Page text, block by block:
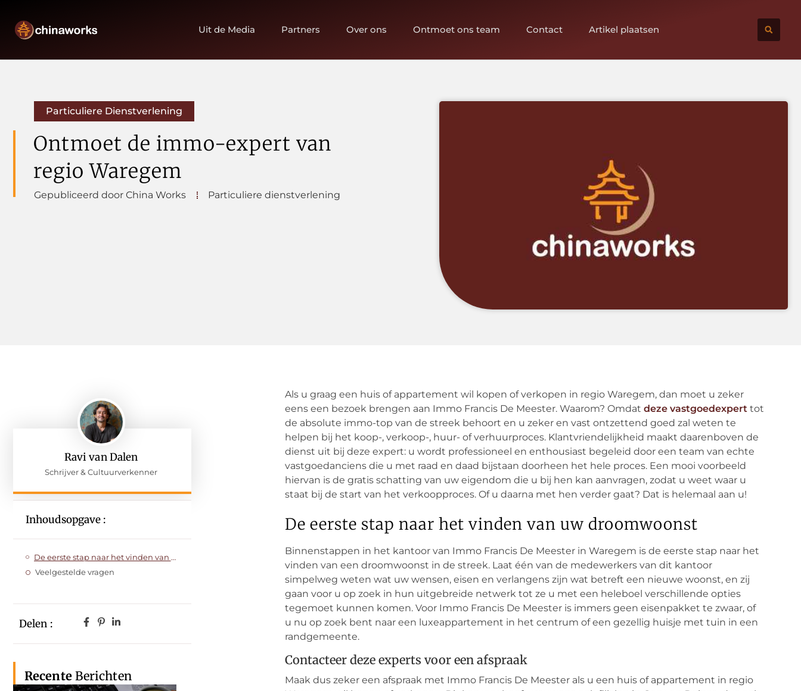
Uit de Media Partners Over ons Ontmoet ons team Contact Artikel plaatsen
Particuliere Dienstverlening
Ontmoet de immo-expert van
regio Waregem
Gepubliceerd door China Works Particuliere dienstverlening
Ravi van Dalen
Schrijver & Cultuurverkenner
Inhoudsopgave :
De eerste stap naar het vinden van uw droomwoonst
Veelgestelde vragen
Delen :
RecenteBerichten
Als u graag een huis of appartement wil kopen of verkopen in regio Waregem, dan moet u zeker
eens een bezoek brengen aan Immo Francis De Meester. Waarom? Omdat deze vastgoedexpert tot
de absolute immo-top van de streek behoort en u zeker en vast ontzettend goed zal weten te
helpen bij het koop-, verkoop-, huur- of verhuurproces. Klantvriendelijkheid maakt daarenboven de
dienst uit bij deze expert: u wordt professioneel en enthousiast begeleid door een team van echte
vastgoedanciens die u met raad en daad bijstaan doorheen het hele proces. Een mooi voorbeeld
hiervan is de gratis schatting van uw eigendom die u bij hen kan aanvragen, zodat u weet waar u
staat bij de start van het verkoopproces. Of u daarna met hen verder gaat? Dat is helemaal aan u!
De eerste stap naar het vinden van uw droomwoonst
Binnenstappen in het kantoor van Immo Francis De Meester in Waregem is de eerste stap naar het
vinden van een droomwoonst in de streek. Laat één van de medewerkers van dit kantoor
simpelweg weten wat uw wensen, eisen en verlangens zijn wat betreft een nieuwe woonst, en zij
gaan voor u op zoek in hun uitgebreide netwerk tot ze u met een heleboel verschillende opties
tegemoet kunnen komen. Voor Immo Francis De Meester is immers geen eisenpakket te zwaar, of
u nu op zoek bent naar een luxeappartement in het centrum of een gezellig huisje met tuin in een
randgemeente.
Contacteer deze experts voor een afspraak
Maak dus zeker een afspraak met Immo Francis De Meester als u een huis of appartement in regio